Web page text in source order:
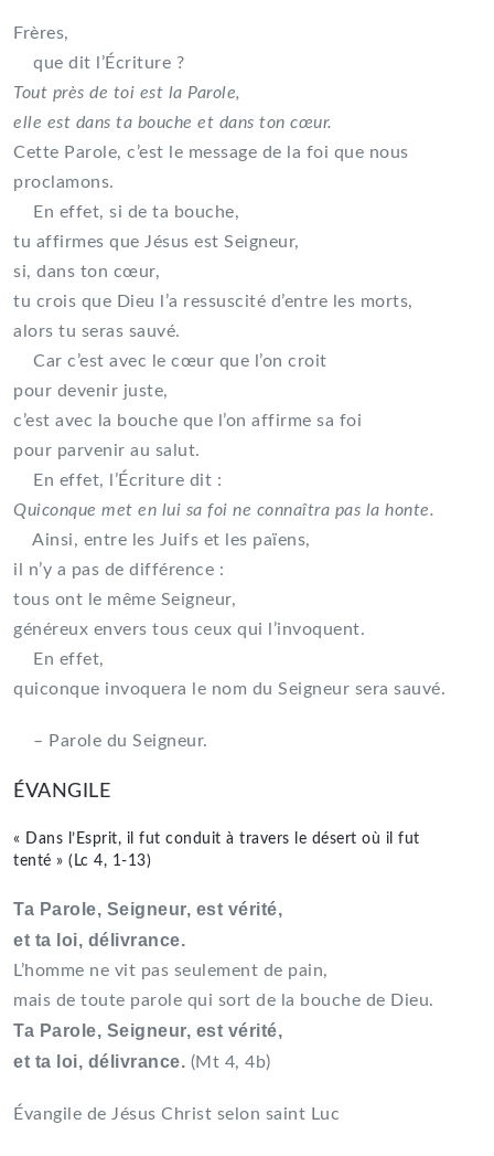
Frères,
que dit l’Écriture ?
Tout près de toi est la Parole,
elle est dans ta bouche et dans ton cœur.
Cette Parole, c’est le message de la foi que nous
proclamons.
En effet, si de ta bouche,
tu affirmes que Jésus est Seigneur,
si, dans ton cœur,
tu crois que Dieu l’a ressuscité d’entre les morts,
alors tu seras sauvé.
Car c’est avec le cœur que l’on croit
pour devenir juste,
c’est avec la bouche que l’on affirme sa foi
pour parvenir au salut.
En effet, l’Écriture dit :
Quiconque met en lui sa foi ne connaîtra pas la honte.
Ainsi, entre les Juifs et les païens,
il n’y a pas de différence :
tous ont le même Seigneur,
généreux envers tous ceux qui l’invoquent.
En effet,
quiconque invoquera le nom du Seigneur sera sauvé.
– Parole du Seigneur.
ÉVANGILE
« Dans l’Esprit, il fut conduit à travers le désert où il fut
tenté » (Lc 4, 1-13)
Ta Parole, Seigneur, est vérité,
et ta loi, délivrance.
L’homme ne vit pas seulement de pain,
mais de toute parole qui sort de la bouche de Dieu.
Ta Parole, Seigneur, est vérité,
et ta loi, délivrance. (Mt 4, 4b)
Évangile de Jésus Christ selon saint Luc